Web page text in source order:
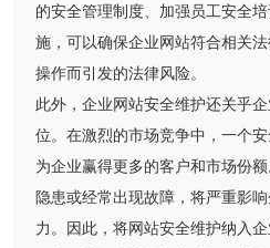
的安全管理制度、加强员工安全
施，可以确保企业网站符合相关
操作而引发的法律风险。
此外，企业网站安全维护还关乎
位。在激烈的市场竞争中，一个
为企业赢得更多的客户和市场份
隐患或经常出现故障，将严重影
力。因此，将网站安全维护纳入